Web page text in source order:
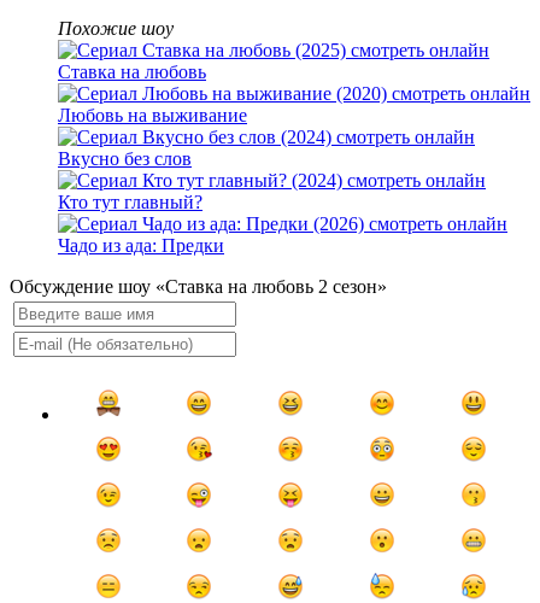
Похожие шоу
Ставка на любовь
Любовь на выживание
Вкусно без слов
Кто тут главный?
Чадо из ада: Предки
Обсуждение шоу «Ставка на любовь 2 сезон»